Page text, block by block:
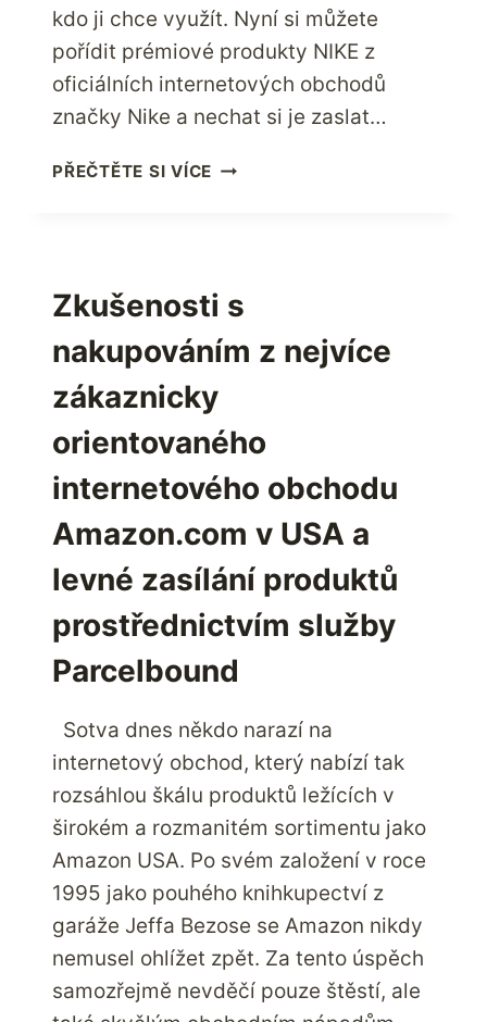
kdo ji chce využít. Nyní si můžete
pořídit prémiové produkty NIKE z
oficiálních internetových obchodů
značky Nike a nechat si je zaslat…
PŘEČTĚTE SI VÍCE NAKUPUJTE
NEJLEPŠÍ
AMERICKÉ
ZNAČKY
SPORTOVNÍHO
OBLEČENÍ
NA
SVĚTĚ
Zkušenosti s
nakupováním z nejvíce
zákaznicky
orientovaného
internetového obchodu
Amazon.com v USA a
levné zasílání produktů
prostřednictvím služby
Parcelbound
Sotva dnes někdo narazí na
internetový obchod, který nabízí tak
rozsáhlou škálu produktů ležících v
širokém a rozmanitém sortimentu jako
Amazon USA. Po svém založení v roce
1995 jako pouhého knihkupectví z
garáže Jeffa Bezose se Amazon nikdy
nemusel ohlížet zpět. Za tento úspěch
samozřejmě nevděčí pouze štěstí, ale